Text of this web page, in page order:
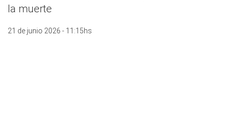
la muerte
21 de junio 2026 - 11:15hs